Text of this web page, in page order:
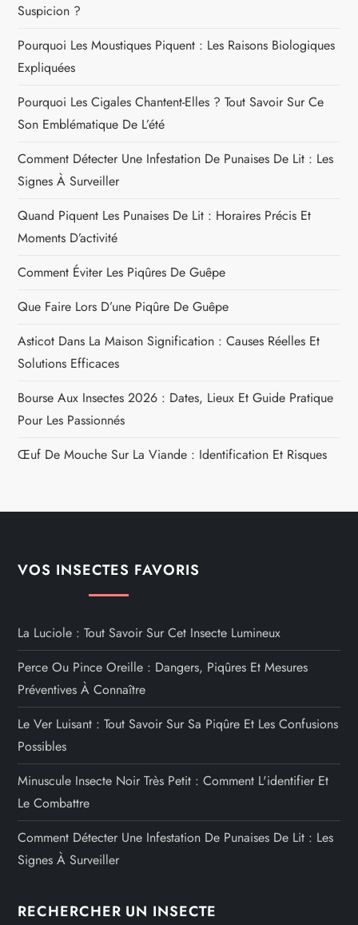
Suspicion ?
Pourquoi Les Moustiques Piquent : Les Raisons Biologiques
Expliquées
Pourquoi Les Cigales Chantent-Elles ? Tout Savoir Sur Ce
Son Emblématique De L’été
Comment Détecter Une Infestation De Punaises De Lit : Les
Signes À Surveiller
Quand Piquent Les Punaises De Lit : Horaires Précis Et
Moments D’activité
Comment Éviter Les Piqûres De Guêpe
Que Faire Lors D’une Piqûre De Guêpe
Asticot Dans La Maison Signification : Causes Réelles Et
Solutions Efficaces
Bourse Aux Insectes 2026 : Dates, Lieux Et Guide Pratique
Pour Les Passionnés
Œuf De Mouche Sur La Viande : Identification Et Risques
VOS INSECTES FAVORIS
La Luciole : Tout Savoir Sur Cet Insecte Lumineux
Perce Ou Pince Oreille : Dangers, Piqûres Et Mesures
Préventives À Connaître
Le Ver Luisant : Tout Savoir Sur Sa Piqûre Et Les Confusions
Possibles
Minuscule Insecte Noir Très Petit : Comment L'identifier Et
Le Combattre
Comment Détecter Une Infestation De Punaises De Lit : Les
Signes À Surveiller
RECHERCHER UN INSECTE